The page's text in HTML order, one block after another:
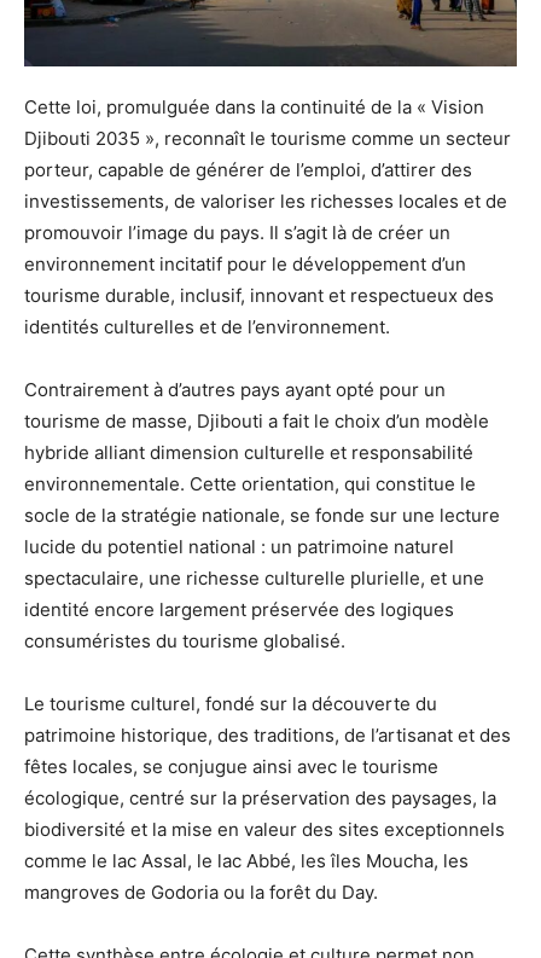
Cette loi, promulguée dans la continuité de la « Vision
Djibouti 2035 », reconnaît le tourisme comme un secteur
porteur, capable de générer de l’emploi, d’attirer des
investissements, de valoriser les richesses locales et de
promouvoir l’image du pays. Il s’agit là de créer un
environnement incitatif pour le développement d’un
tourisme durable, inclusif, innovant et respectueux des
identités culturelles et de l’environnement.
Contrairement à d’autres pays ayant opté pour un
tourisme de masse, Djibouti a fait le choix d’un modèle
hybride alliant dimension culturelle et responsabilité
environnementale. Cette orientation, qui constitue le
socle de la stratégie nationale, se fonde sur une lecture
lucide du potentiel national : un patrimoine naturel
spectaculaire, une richesse culturelle plurielle, et une
identité encore largement préservée des logiques
consuméristes du tourisme globalisé.
Le tourisme culturel, fondé sur la découverte du
patrimoine historique, des traditions, de l’artisanat et des
fêtes locales, se conjugue ainsi avec le tourisme
écologique, centré sur la préservation des paysages, la
biodiversité et la mise en valeur des sites exceptionnels
comme le lac Assal, le lac Abbé, les îles Moucha, les
mangroves de Godoria ou la forêt du Day.